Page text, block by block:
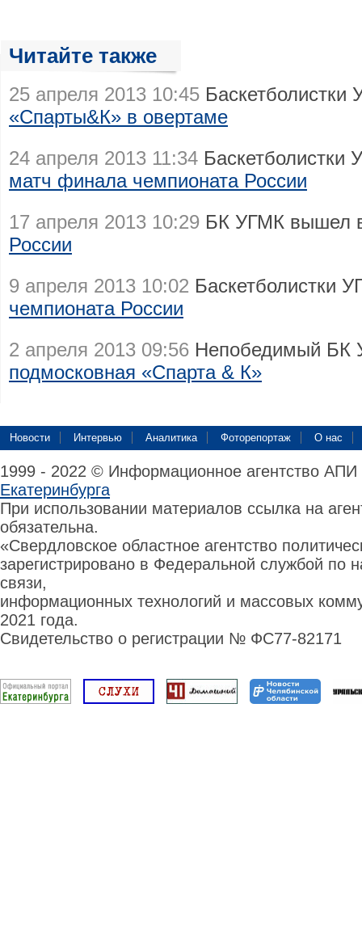
Читайте также
25 апреля 2013 10:45
«Спарты&К» в овертаме
24 апреля 2013 11:34
матч финала чемпионата России
17 апреля 2013 10:29 БК УГМК вышел
России
9 апреля 2013 10:02 Баскетболистки
чемпионата России
2 апреля 2013 09:56 Непобедимый БК
подмосковная «Спарта & К»
Новости Интервью Аналитика Фоторепортаж О нас
1999 - 2022 © Информационное агентство
Екатеринбурга
При использовании материалов ссылка на
обязательна.
«Свердловское областное агентство
зарегистрировано в Федеральной службой по
связи,
информационных технологий и массовых
2021 года.
Свидетельство о регистрации № ФС77-82171